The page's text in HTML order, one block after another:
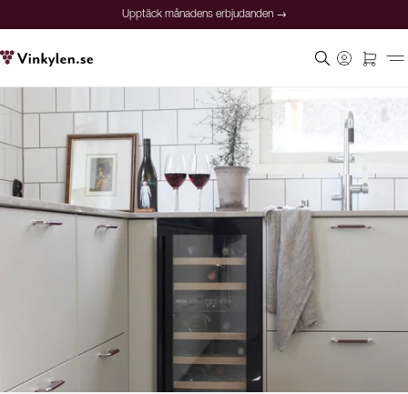
Upptäck månadens erbjudanden →